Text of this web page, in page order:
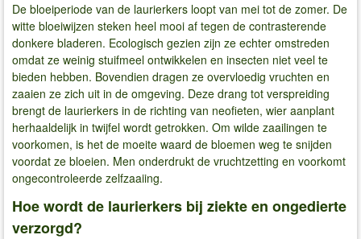
De bloeiperiode van de laurierkers loopt van mei tot de zomer. De
witte bloeiwijzen steken heel mooi af tegen de contrasterende
donkere bladeren. Ecologisch gezien zijn ze echter omstreden
omdat ze weinig stuifmeel ontwikkelen en insecten niet veel te
bieden hebben. Bovendien dragen ze overvloedig vruchten en
zaaien ze zich uit in de omgeving. Deze drang tot verspreiding
brengt de laurierkers in de richting van neofieten, wier aanplant
herhaaldelijk in twijfel wordt getrokken. Om wilde zaailingen te
voorkomen, is het de moeite waard de bloemen weg te snijden
voordat ze bloeien. Men onderdrukt de vruchtzetting en voorkomt
ongecontroleerde zelfzaaiing.
Hoe wordt de laurierkers bij ziekte en ongedierte
verzorgd?